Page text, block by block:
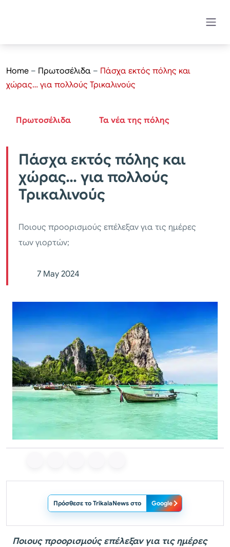
Home – Πρωτοσέλιδα – Πάσχα εκτός πόλης και
χώρας… για πολλούς Τρικαλινούς
Πρωτοσέλιδα Τα νέα της πόλης
Πάσχα εκτός πόλης και
χώρας… για πολλούς
Τρικαλινούς
Ποιους προορισμούς επέλεξαν για τις ημέρες
των γιορτών;
7 May 2024
Πρόσθεσε το TrikalaNews στο Google
Ποιους προορισμούς επέλεξαν για τις ημέρες